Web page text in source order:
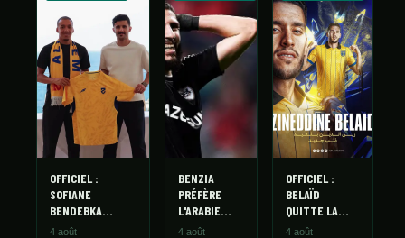
CHAMPIONNAT
JEUNES
STATISTIQUES
GALERIE
À PROPOS
CONTACT
OFFICIEL :
SOFIANE
BENDEBKA
REJOINT AL
4 août
BENZIA
PRÉFÈRE
L'ARABIE
SAOUDITE :
4 août
OFFICIEL :
BELAÏD
QUITTE LA
JSK ET FILE
4 août